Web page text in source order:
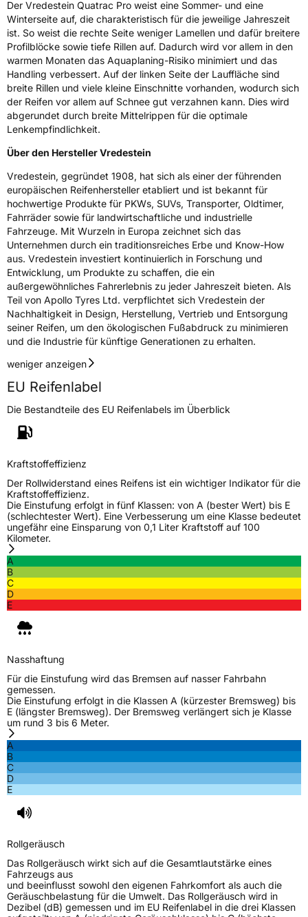
Der Vredestein Quatrac Pro weist eine Sommer- und eine
Winterseite auf, die charakteristisch für die jeweilige Jahreszeit
ist. So weist die rechte Seite weniger Lamellen und dafür breitere
Profilblöcke sowie tiefe Rillen auf. Dadurch wird vor allem in den
warmen Monaten das Aquaplaning-Risiko minimiert und das
Handling verbessert. Auf der linken Seite der Lauffläche sind
breite Rillen und viele kleine Einschnitte vorhanden, wodurch sich
der Reifen vor allem auf Schnee gut verzahnen kann. Dies wird
abgerundet durch breite Mittelrippen für die optimale
Lenkempfindlichkeit.
Über den Hersteller Vredestein
Vredestein, gegründet 1908, hat sich als einer der führenden
europäischen Reifenhersteller etabliert und ist bekannt für
hochwertige Produkte für PKWs, SUVs, Transporter, Oldtimer,
Fahrräder sowie für landwirtschaftliche und industrielle
Fahrzeuge. Mit Wurzeln in Europa zeichnet sich das
Unternehmen durch ein traditionsreiches Erbe und Know-How
aus. Vredestein investiert kontinuierlich in Forschung und
Entwicklung, um Produkte zu schaffen, die ein
außergewöhnliches Fahrerlebnis zu jeder Jahreszeit bieten. Als
Teil von Apollo Tyres Ltd. verpflichtet sich Vredestein der
Nachhaltigkeit in Design, Herstellung, Vertrieb und Entsorgung
seiner Reifen, um den ökologischen Fußabdruck zu minimieren
und die Industrie für künftige Generationen zu erhalten.
weniger anzeigen
EU Reifenlabel
Die Bestandteile des EU Reifenlabels im Überblick
Kraftstoffeffizienz
Der Rollwiderstand eines Reifens ist ein wichtiger Indikator für die
Kraftstoffeffizienz.
Die Einstufung erfolgt in fünf Klassen: von A (bester Wert) bis E
(schlechtester Wert). Eine Verbesserung um eine Klasse bedeutet
ungefähr eine Einsparung von 0,1 Liter Kraftstoff auf 100
Kilometer.
A
B
C
D
E
Nasshaftung
Für die Einstufung wird das Bremsen auf nasser Fahrbahn
gemessen.
Die Einstufung erfolgt in die Klassen A (kürzester Bremsweg) bis
E (längster Bremsweg). Der Bremsweg verlängert sich je Klasse
um rund 3 bis 6 Meter.
A
B
C
D
E
Rollgeräusch
Das Rollgeräusch wirkt sich auf die Gesamtlautstärke eines
Fahrzeugs aus
und beeinflusst sowohl den eigenen Fahrkomfort als auch die
Geräuschbelastung für die Umwelt. Das Rollgeräusch wird in
Dezibel (dB) gemessen und im EU Reifenlabel in die drei Klassen